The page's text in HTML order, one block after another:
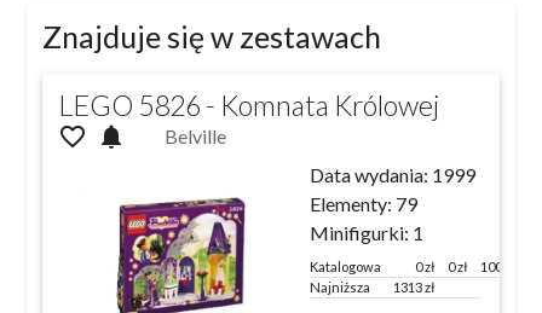
Znajduje się w zestawach
LEGO 5826 - Komnata Królowej
favorite_outline notifications
Belville
Data wydania: 1999
Elementy: 79
Minifigurki: 1
Katalogowa 0zł 0 zł
100 %
Najniższa
1313zł